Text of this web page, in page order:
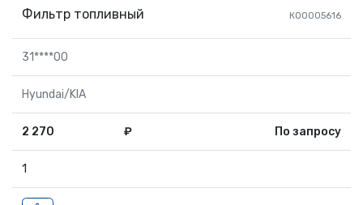
Фильтр топливный КО0005616
31****00
Hyundai/KIA
2 270 ₽ По запросу
1